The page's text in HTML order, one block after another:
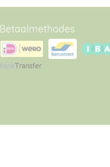
Betaalmethodes